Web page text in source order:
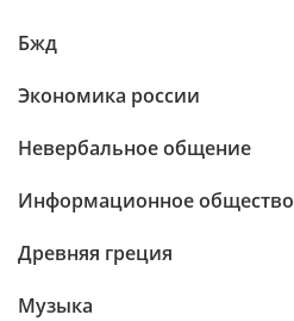
Бжд
Экономика россии
Невербальное общение
Информационное общество
Древняя греция
Музыка